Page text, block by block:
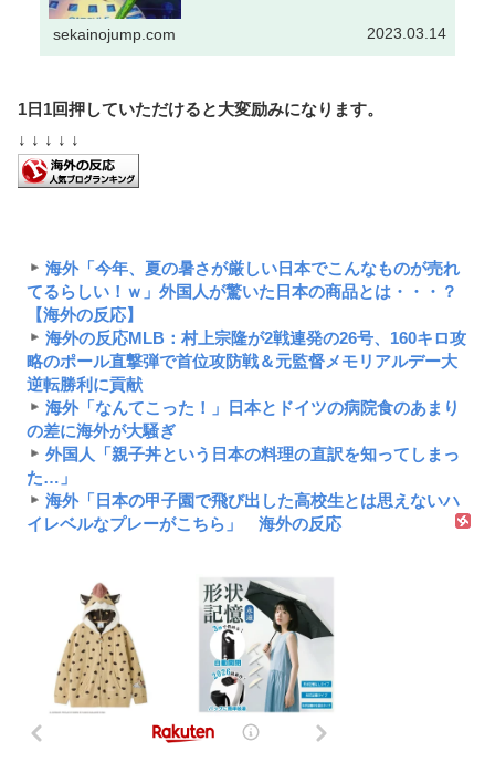
sekainojump.com 2023.03.14
1日1回押していただけると大変励みになります。
↓ ↓ ↓ ↓ ↓
海外「今年、夏の暑さが厳しい日本でこんなものが売れ
てるらしい！ｗ」外国人が驚いた日本の商品とは・・・？
【海外の反応】
海外の反応MLB：村上宗隆が2戦連発の26号、160キロ攻
略のポール直撃弾で首位攻防戦＆元監督メモリアルデー大
逆転勝利に貢献
海外「なんてこった！」日本とドイツの病院食のあまり
の差に海外が大騒ぎ
外国人「親子丼という日本の料理の直訳を知ってしまっ
た…」
海外「日本の甲子園で飛び出した高校生とは思えないハ
イレベルなプレーがこちら」 海外の反応